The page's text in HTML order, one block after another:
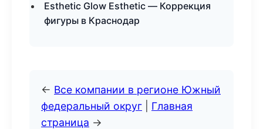
Esthetic Glow Esthetic — Коррекция
фигуры в Краснодар
← Все компании в регионе Южный
федеральный округ
Главная
страница →